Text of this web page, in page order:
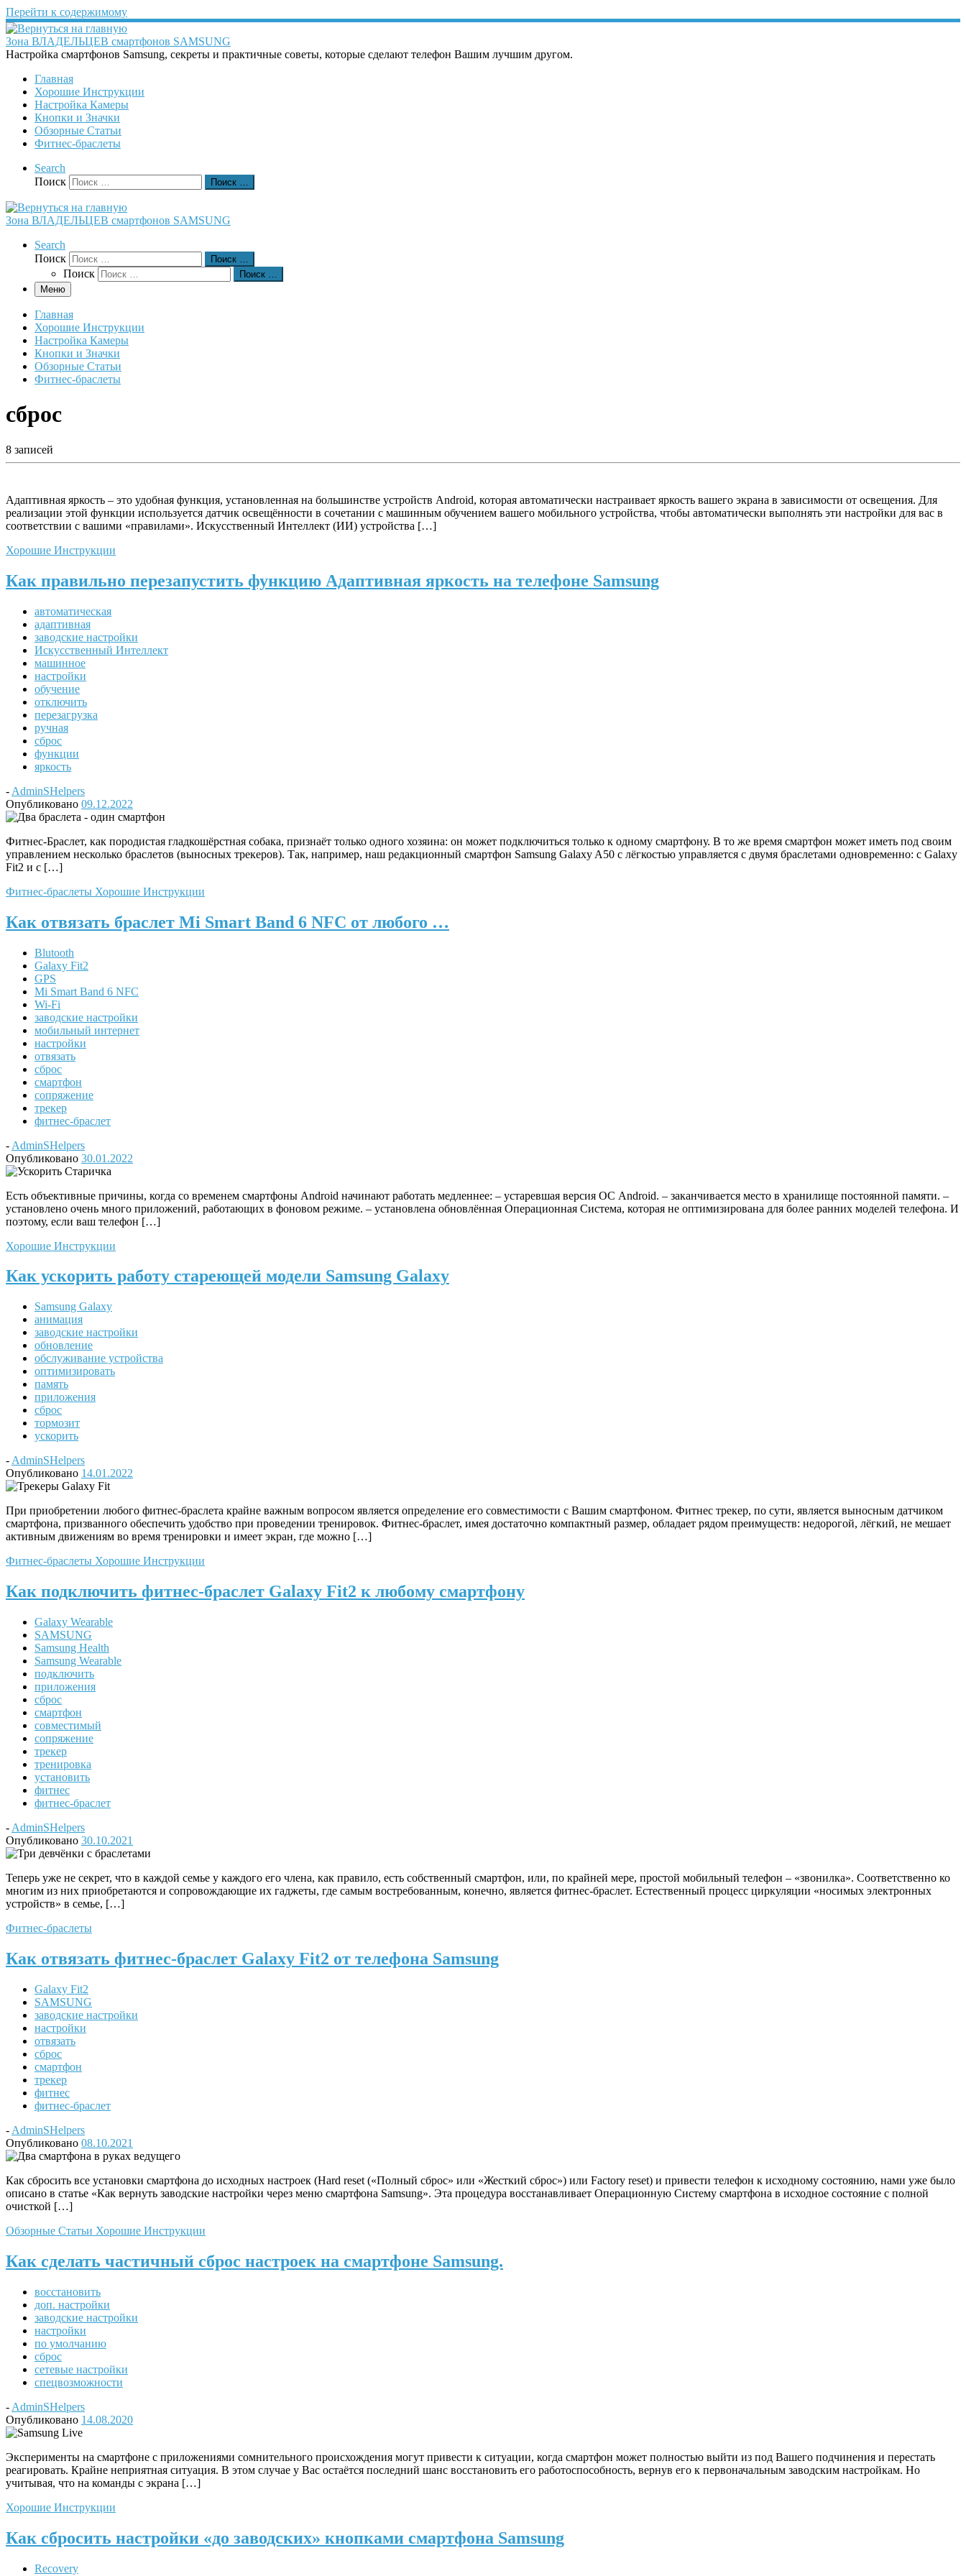
Перейти к содержимому
Зона ВЛАДЕЛЬЦЕВ смартфонов SAMSUNG
Настройка смартфонов Samsung, секреты и практичные советы, которые сделают телефон Вашим лучшим другом.
Главная
Хорошие Инструкции
Настройка Камеры
Кнопки и Значки
Обзорные Статьи
Фитнес-браслеты
Search
Поиск
Поиск …
Зона ВЛАДЕЛЬЦЕВ смартфонов SAMSUNG
Search
Поиск
Поиск …
Поиск
Поиск …
Меню
Главная
Хорошие Инструкции
Настройка Камеры
Кнопки и Значки
Обзорные Статьи
Фитнес-браслеты
сброс
8 записей
Адаптивная яркость – это удобная функция, установленная на большинстве устройств Android, которая автоматически настраивает яркость вашего экрана в зависимости от освещения. Для
реализации этой функции используется датчик освещённости в сочетании с машинным обучением вашего мобильного устройства, чтобы автоматически выполнять эти настройки для вас в
соответствии с вашими «правилами». Искусственный Интеллект (ИИ) устройства […]
Хорошие Инструкции
Как правильно перезапустить функцию Адаптивная яркость на телефоне Samsung
автоматическая
адаптивная
заводские настройки
Искусственный Интеллект
машинное
настройки
обучение
отключить
перезагрузка
ручная
сброс
функции
яркость
- AdminSHelpers
Опубликовано 09.12.2022
Фитнес-Браслет, как породистая гладкошёрстная собака, признаёт только одного хозяина: он может подключиться только к одному смартфону. В то же время смартфон может иметь под своим
управлением несколько браслетов (выносных трекеров). Так, например, наш редакционный смартфон Samsung Galaxy A50 с лёгкостью управляется с двумя браслетами одновременно: с Galaxy
Fit2 и с […]
Фитнес-браслеты Хорошие Инструкции
Как отвязать браслет Mi Smart Band 6 NFC от любого …
Blutooth
Galaxy Fit2
GPS
Mi Smart Band 6 NFC
Wi-Fi
заводские настройки
мобильный интернет
настройки
отвязать
сброс
смартфон
сопряжение
трекер
фитнес-браслет
- AdminSHelpers
Опубликовано 30.01.2022
Есть объективные причины, когда со временем смартфоны Android начинают работать медленнее: – устаревшая версия ОС Android. – заканчивается место в хранилище постоянной памяти. –
установлено очень много приложений, работающих в фоновом режиме. – установлена обновлённая Операционная Система, которая не оптимизирована для более ранних моделей телефона. И
поэтому, если ваш телефон […]
Хорошие Инструкции
Как ускорить работу стареющей модели Samsung Galaxy
Samsung Galaxy
анимация
заводские настройки
обновление
обслуживание устройства
оптимизировать
память
приложения
сброс
тормозит
ускорить
- AdminSHelpers
Опубликовано 14.01.2022
При приобретении любого фитнес-браслета крайне важным вопросом является определение его совместимости с Вашим смартфоном. Фитнес трекер, по сути, является выносным датчиком
смартфона, призванного обеспечить удобство при проведении тренировок. Фитнес-браслет, имея достаточно компактный размер, обладает рядом преимуществ: недорогой, лёгкий, не мешает
активным движениям во время тренировки и имеет экран, где можно […]
Фитнес-браслеты Хорошие Инструкции
Как подключить фитнес-браслет Galaxy Fit2 к любому смартфону
Galaxy Wearable
SAMSUNG
Samsung Health
Samsung Wearable
подключить
приложения
сброс
смартфон
совместимый
сопряжение
трекер
тренировка
установить
фитнес
фитнес-браслет
- AdminSHelpers
Опубликовано 30.10.2021
Теперь уже не секрет, что в каждой семье у каждого его члена, как правило, есть собственный смартфон, или, по крайней мере, простой мобильный телефон – «звонилка». Соответственно ко
многим из них приобретаются и сопровождающие их гаджеты, где самым востребованным, конечно, является фитнес-браслет. Естественный процесс циркуляции «носимых электронных
устройств» в семье, […]
Фитнес-браслеты
Как отвязать фитнес-браслет Galaxy Fit2 от телефона Samsung
Galaxy Fit2
SAMSUNG
заводские настройки
настройки
отвязать
сброс
смартфон
трекер
фитнес
фитнес-браслет
- AdminSHelpers
Опубликовано 08.10.2021
Как сбросить все установки смартфона до исходных настроек (Hard reset («Полный сброс» или «Жесткий сброс») или Factory reset) и привести телефон к исходному состоянию, нами уже было
описано в статье «Как вернуть заводские настройки через меню смартфона Samsung». Эта процедура восстанавливает Операционную Систему смартфона в исходное состояние с полной
очисткой […]
Обзорные Статьи Хорошие Инструкции
Как сделать частичный сброс настроек на смартфоне Samsung.
восстановить
доп. настройки
заводские настройки
настройки
по умолчанию
сброс
сетевые настройки
спецвозможности
- AdminSHelpers
Опубликовано 14.08.2020
Эксперименты на смартфоне с приложениями сомнительного происхождения могут привести к ситуации, когда смартфон может полностью выйти из под Вашего подчинения и перестать
реагировать. Крайне неприятная ситуация. В этом случае у Вас остаётся последний шанс восстановить его работоспособность, вернув его к первоначальным заводским настройкам. Но
учитывая, что на команды с экрана […]
Хорошие Инструкции
Как сбросить настройки «до заводских» кнопками смартфона Samsung
Recovery